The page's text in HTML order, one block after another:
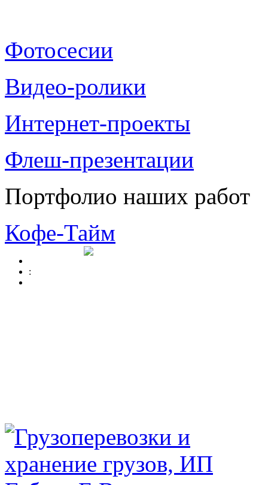
Фотосесии
Видео-ролики
Интернет-проекты
Флеш-презентации
Портфолио наших работ
Кофе-Тайм
: